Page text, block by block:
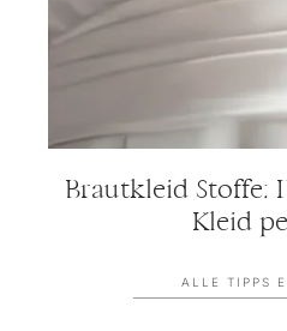
Brautkleid Stoffe:
Kleid
ALLE TIPPS